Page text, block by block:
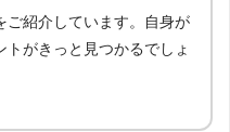
ご紹介しています。自身が
がきっと見つかるでしょ